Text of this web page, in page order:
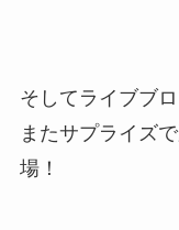
そしてライブブ
またサプライズ
場！